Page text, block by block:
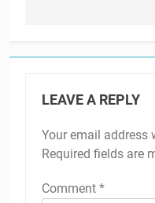
LEAVE A REPLY
Your email address
Required fields are
Comment *